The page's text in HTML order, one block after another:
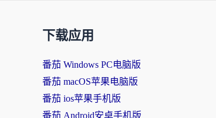
下载应用
番茄 Windows PC电脑版
番茄 macOS苹果电脑版
番茄 ios苹果手机版
番茄 Android安卓手机版